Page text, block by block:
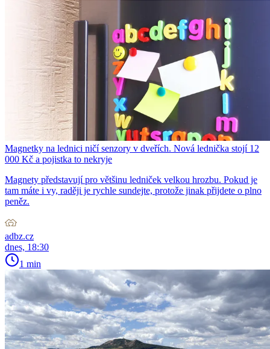
Magnetky na lednici ničí senzory v dveřích. Nová lednička stojí 12
000 Kč a pojistka to nekryje
Magnety představují pro většinu ledniček velkou hrozbu. Pokud je
tam máte i vy, raději je rychle sundejte, protože jinak přijdete o plno
peněz.
adbz.cz
dnes, 18:30
1 min